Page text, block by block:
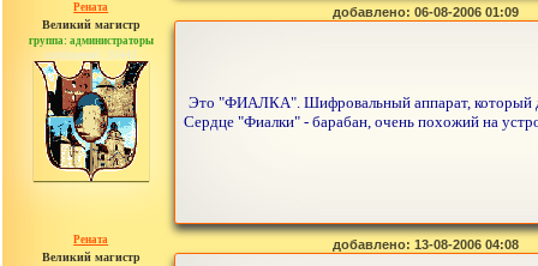
Рената
Великий магистр
группа: администраторы
сообщений: 30442
добавлено: 06-08-2006 01:09
Это "ФИАЛКА". Шифровальный аппарат, который
Сердце "Фиалки" - барабан, очень похожий на
Рената
Великий магистр
добавлено: 13-08-2006 04:08